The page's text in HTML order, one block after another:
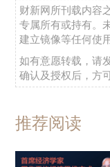
财新网所刊载内容
专属所有或持有。
建立镜像等任何使用
如有意愿转载，请
确认及授权后，方
推荐阅读